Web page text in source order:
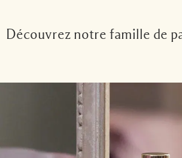
Découvrez notre famille de